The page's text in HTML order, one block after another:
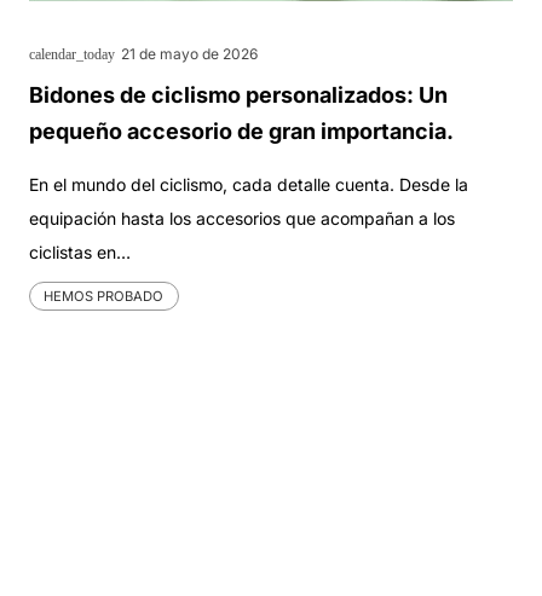
calendar_today 21 de mayo de 2026
Bidones de ciclismo personalizados: Un
pequeño accesorio de gran importancia.
En el mundo del ciclismo, cada detalle cuenta. Desde la
equipación hasta los accesorios que acompañan a los
ciclistas en…
HEMOS PROBADO